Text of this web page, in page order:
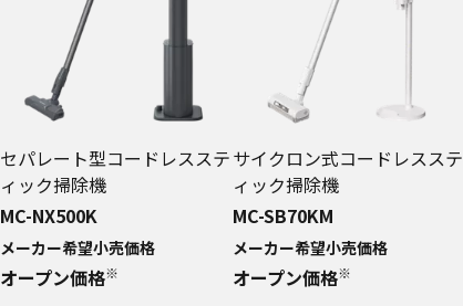
セパレート型コードレスステ
ィック掃除機
MC-NX500K
メーカー希望小売価格
オープン価格※
サイクロン式コードレスステ
ィック掃除機
MC-SB70KM
メーカー希望小売価格
オープン価格※